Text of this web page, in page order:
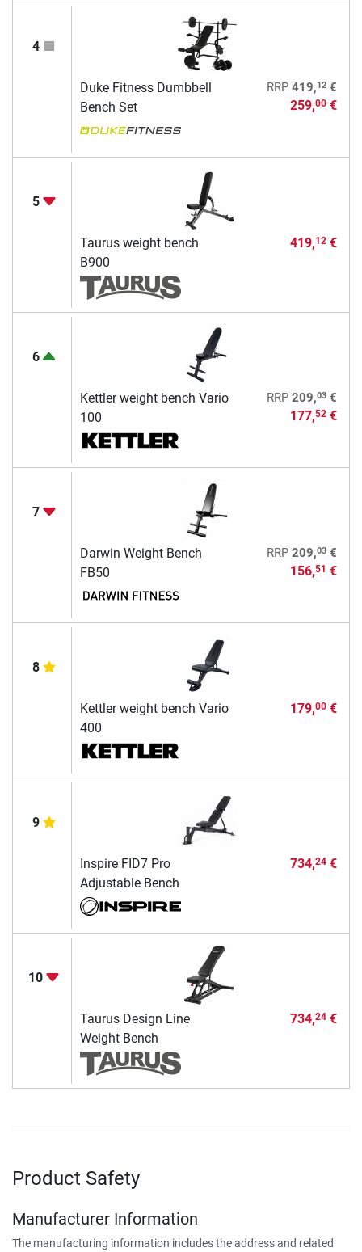
4
Duke Fitness Dumbbell
Bench Set
RRP 419,12€
259,00€
5
Taurus weight bench
B900
419,12€
6
Kettler weight bench Vario
100
RRP 209,03€
177,52€
7
Darwin Weight Bench
FB50
RRP 209,03€
156,51 €
8
Kettler weight bench Vario
400
179,00€
9
Inspire FID7 Pro
Adjustable Bench
734,24€
10
Taurus Design Line
Weight Bench
734,24€
Product Safety
Manufacturer Information
The manufacturing information includes the address and related